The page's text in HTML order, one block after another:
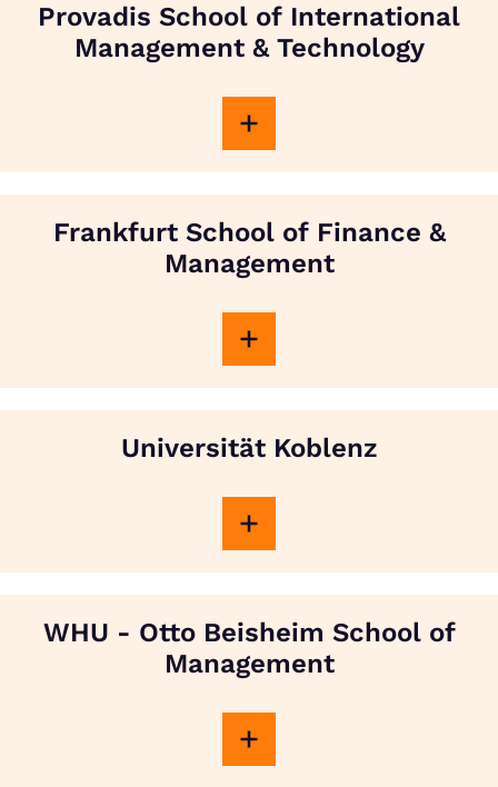
Provadis School of International
Management & Technology
Frankfurt School of Finance &
Management
Universität Koblenz
WHU - Otto Beisheim School of
Management